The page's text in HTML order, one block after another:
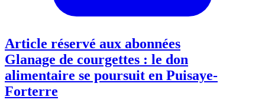
Article réservé aux abonnées
Glanage de courgettes : le don
alimentaire se poursuit en Puisaye-
Forterre